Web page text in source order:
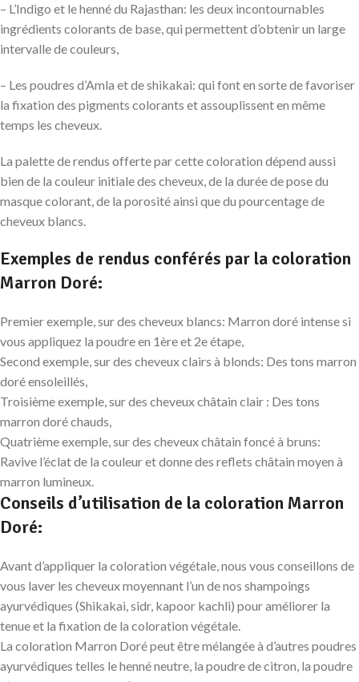
– L’Indigo et le henné du Rajasthan: les deux incontournables
ingrédients colorants de base, qui permettent d’obtenir un large
intervalle de couleurs,
– Les poudres d’Amla et de shikakai: qui font en sorte de favoriser
la fixation des pigments colorants et assouplissent en même
temps les cheveux.
La palette de rendus offerte par cette coloration dépend aussi
bien de la couleur initiale des cheveux, de la durée de pose du
masque colorant, de la porosité ainsi que du pourcentage de
cheveux blancs.
Exemples de rendus conférés par la coloration
Marron Doré:
Premier exemple, sur des cheveux blancs: Marron doré intense si
vous appliquez la poudre en 1ère et 2e étape,
Second exemple, sur des cheveux clairs à blonds: Des tons marron
doré ensoleillés,
Troisième exemple, sur des cheveux châtain clair : Des tons
marron doré chauds,
Quatrième exemple, sur des cheveux châtain foncé à bruns:
Ravive l’éclat de la couleur et donne des reflets châtain moyen à
marron lumineux.
Conseils d’utilisation de la coloration Marron
Doré:
Avant d’appliquer la coloration végétale, nous vous conseillons de
vous laver les cheveux moyennant l’un de nos shampoings
ayurvédiques (Shikakai, sidr, kapoor kachli) pour améliorer la
tenue et la fixation de la coloration végétale.
La coloration Marron Doré peut être mélangée à d’autres poudres
ayurvédiques telles le henné neutre, la poudre de citron, la poudre